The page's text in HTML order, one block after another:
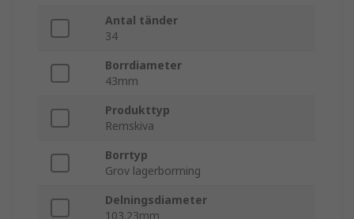
Antal tänder
34
Borrdiameter
43mm
Produkttyp
Remskiva
Borrtyp
Grov lagerborrning
Delningsdiameter
103.23mm